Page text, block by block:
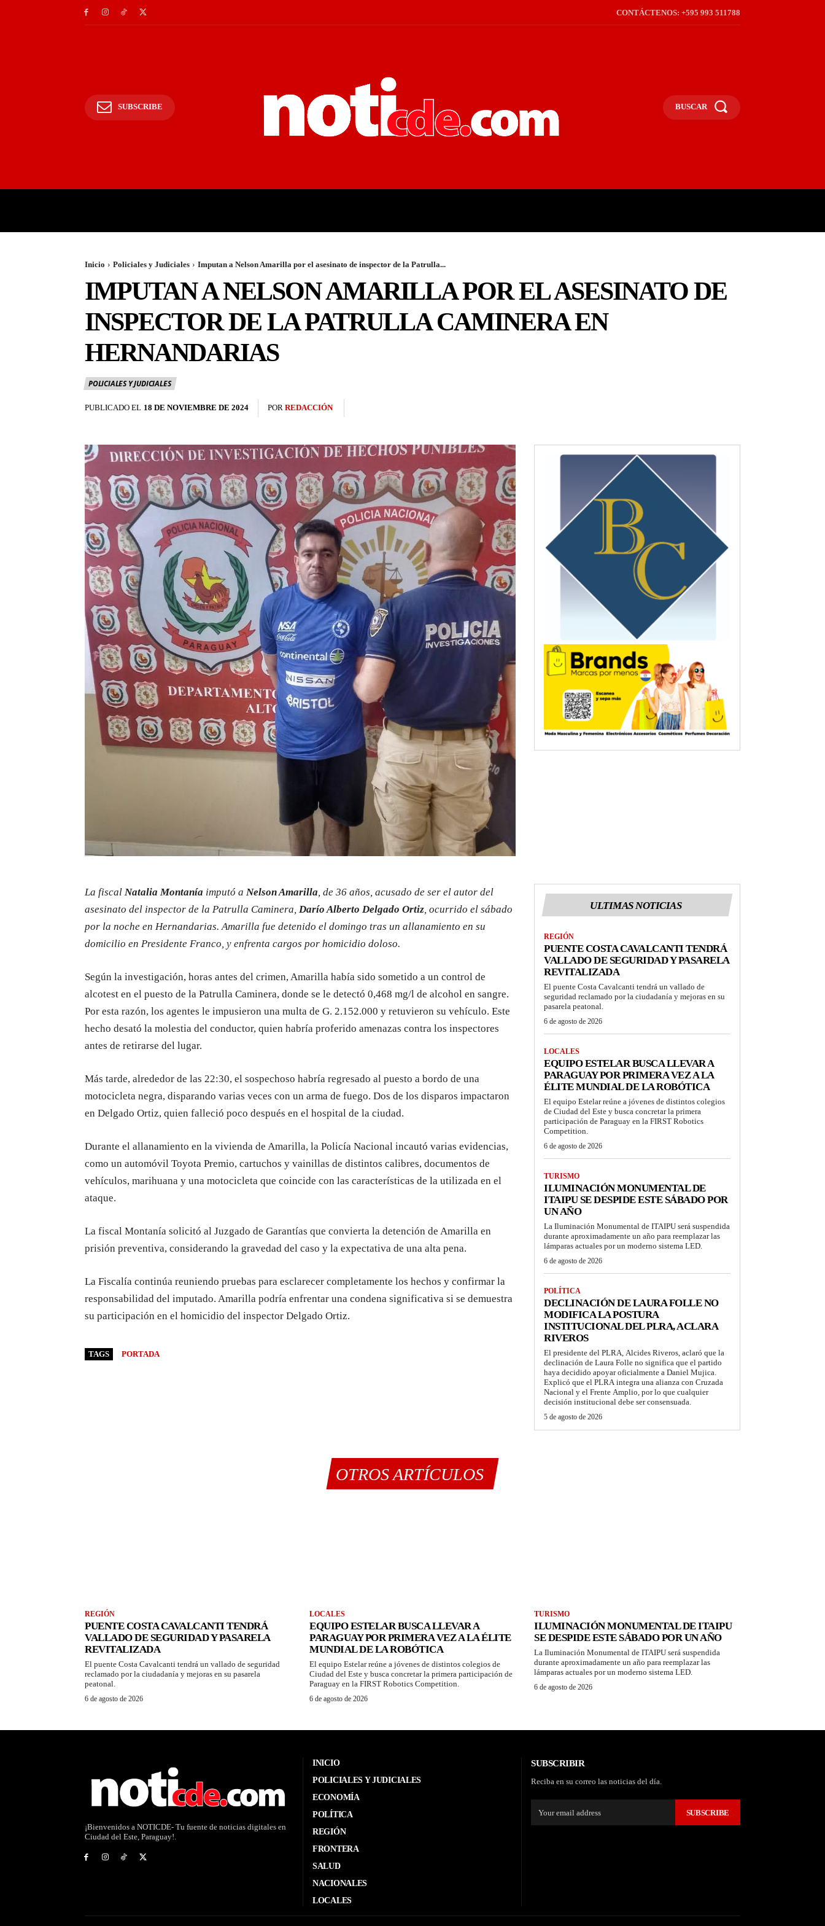
CONTÁCTENOS: +595 993 511788
SUBSCRIBE BUSCAR
Inicio Policiales y Judiciales Imputan a Nelson Amarilla por el asesinato de inspector de la Patrulla...
IMPUTAN A NELSON AMARILLA POR EL ASESINATO DE
INSPECTOR DE LA PATRULLA CAMINERA EN
HERNANDARIAS
POLICIALES Y JUDICIALES
PUBLICADO EL 18 DE NOVIEMBRE DE 2024 POR REDACCIÓN
La fiscal Natalia Montanía imputó a Nelson Amarilla, de 36 años, acusado de ser el autor del
asesinato del inspector de la Patrulla Caminera, Darío Alberto Delgado Ortiz, ocurrido el sábado
por la noche en Hernandarias. Amarilla fue detenido el domingo tras un allanamiento en su
domicilio en Presidente Franco, y enfrenta cargos por homicidio doloso.
Según la investigación, horas antes del crimen, Amarilla había sido sometido a un control de
alcotest en el puesto de la Patrulla Caminera, donde se le detectó 0,468 mg/l de alcohol en sangre.
Por esta razón, los agentes le impusieron una multa de G. 2.152.000 y retuvieron su vehículo. Este
hecho desató la molestia del conductor, quien habría proferido amenazas contra los inspectores
antes de retirarse del lugar.
Más tarde, alrededor de las 22:30, el sospechoso habría regresado al puesto a bordo de una
motocicleta negra, disparando varias veces con un arma de fuego. Dos de los disparos impactaron
en Delgado Ortiz, quien falleció poco después en el hospital de la ciudad.
Durante el allanamiento en la vivienda de Amarilla, la Policía Nacional incautó varias evidencias,
como un automóvil Toyota Premio, cartuchos y vainillas de distintos calibres, documentos de
vehículos, marihuana y una motocicleta que coincide con las características de la utilizada en el
ataque.
La fiscal Montanía solicitó al Juzgado de Garantías que convierta la detención de Amarilla en
prisión preventiva, considerando la gravedad del caso y la expectativa de una alta pena.
La Fiscalía continúa reuniendo pruebas para esclarecer completamente los hechos y confirmar la
responsabilidad del imputado. Amarilla podría enfrentar una condena significativa si se demuestra
su participación en el homicidio del inspector Delgado Ortiz.
TAGS PORTADA
ULTIMAS NOTICIAS
REGIÓN
PUENTE COSTA CAVALCANTI TENDRÁ
VALLADO DE SEGURIDAD Y PASARELA
REVITALIZADA
El puente Costa Cavalcanti tendrá un vallado de
seguridad reclamado por la ciudadanía y mejoras en su
pasarela peatonal.
6 de agosto de 2026
LOCALES
EQUIPO ESTELAR BUSCA LLEVAR A
PARAGUAY POR PRIMERA VEZ A LA
ÉLITE MUNDIAL DE LA ROBÓTICA
El equipo Estelar reúne a jóvenes de distintos colegios
de Ciudad del Este y busca concretar la primera
participación de Paraguay en la FIRST Robotics
Competition.
6 de agosto de 2026
TURISMO
ILUMINACIÓN MONUMENTAL DE
ITAIPU SE DESPIDE ESTE SÁBADO POR
UN AÑO
La Iluminación Monumental de ITAIPU será suspendida
durante aproximadamente un año para reemplazar las
lámparas actuales por un moderno sistema LED.
6 de agosto de 2026
POLÍTICA
DECLINACIÓN DE LAURA FOLLE NO
MODIFICA LA POSTURA
INSTITUCIONAL DEL PLRA, ACLARA
RIVEROS
El presidente del PLRA, Alcides Riveros, aclaró que la
declinación de Laura Folle no significa que el partido
haya decidido apoyar oficialmente a Daniel Mujica.
Explicó que el PLRA integra una alianza con Cruzada
Nacional y el Frente Amplio, por lo que cualquier
decisión institucional debe ser consensuada.
5 de agosto de 2026
OTROS ARTÍCULOS
REGIÓN
PUENTE COSTA CAVALCANTI TENDRÁ
VALLADO DE SEGURIDAD Y PASARELA
REVITALIZADA
El puente Costa Cavalcanti tendrá un vallado de seguridad
reclamado por la ciudadanía y mejoras en su pasarela
peatonal.
6 de agosto de 2026
LOCALES
EQUIPO ESTELAR BUSCA LLEVAR A
PARAGUAY POR PRIMERA VEZ A LA ÉLITE
MUNDIAL DE LA ROBÓTICA
El equipo Estelar reúne a jóvenes de distintos colegios de
Ciudad del Este y busca concretar la primera participación de
Paraguay en la FIRST Robotics Competition.
6 de agosto de 2026
TURISMO
ILUMINACIÓN MONUMENTAL DE ITAIPU
SE DESPIDE ESTE SÁBADO POR UN AÑO
La Iluminación Monumental de ITAIPU será suspendida
durante aproximadamente un año para reemplazar las
lámparas actuales por un moderno sistema LED.
6 de agosto de 2026
¡Bienvenidos a NOTICDE- Tu fuente de noticias digitales en
Ciudad del Este, Paraguay!.
INICIO
POLICIALES Y JUDICIALES
ECONOMÍA
POLÍTICA
REGIÓN
FRONTERA
SALUD
NACIONALES
LOCALES
SUBSCRIBIR
Reciba en su correo las noticias del día.
SUBSCRIBE